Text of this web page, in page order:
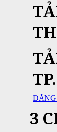
ĐĂNG
3